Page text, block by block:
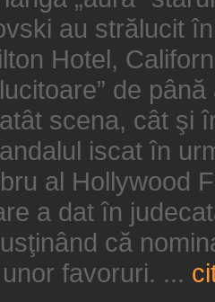
au strălucit
Hotel,
de
scena, cât şi
iscat în
al Hollywood
a dat în
că
favoruri. ...